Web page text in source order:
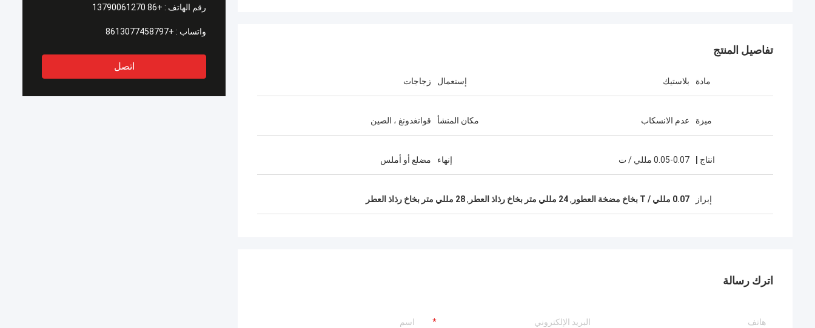
رقم الهاتف : +86 13790061270
واتساب : +8613077458797
اتصل
تفاصيل المنتج
مادة بلاستيك إستعمال زجاجات
ميزة عدم الانسكاب مكان المنشأ قوانغدونغ ، الصين
انتاج | 0.05-0.07 مللي / ت إنهاء مضلع أو أملس
إبراز 0.07 مللي / T بخاخ مضخة العطور ,24 مللي متر بخاخ رذاذ العطر ,28 مللي متر بخاخ رذاذ العطر
اترك رسالة